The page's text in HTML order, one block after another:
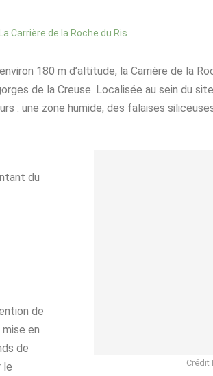
Carrière de la Roche du Ris
180 m d’altitude, la Carrière de la
de la Creuse. Localisée au sein du
: une zone humide, des falaises
du
de
en
de
le
Crédit